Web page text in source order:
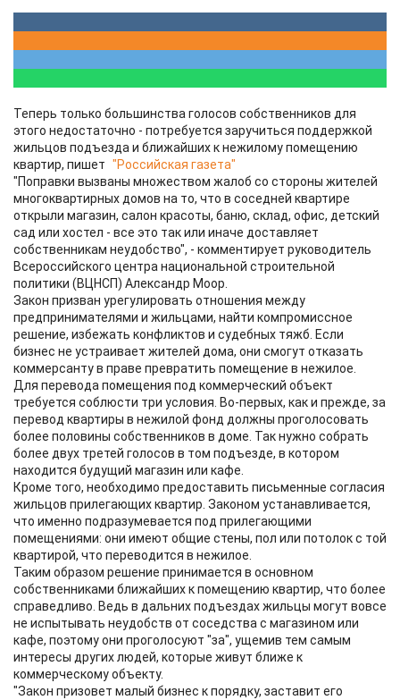
Теперь только большинства голосов собственников для
этого недостаточно - потребуется заручиться поддержкой
жильцов подъезда и ближайших к нежилому помещению
квартир, пишет "Российская газета"
"Поправки вызваны множеством жалоб со стороны жителей
многоквартирных домов на то, что в соседней квартире
открыли магазин, салон красоты, баню, склад, офис, детский
сад или хостел - все это так или иначе доставляет
собственникам неудобство", - комментирует руководитель
Всероссийского центра национальной строительной
политики (ВЦНСП) Александр Моор.
Закон призван урегулировать отношения между
предпринимателями и жильцами, найти компромиссное
решение, избежать конфликтов и судебных тяжб. Если
бизнес не устраивает жителей дома, они смогут отказать
коммерсанту в праве превратить помещение в нежилое.
Для перевода помещения под коммерческий объект
требуется соблюсти три условия. Во-первых, как и прежде, за
перевод квартиры в нежилой фонд должны проголосовать
более половины собственников в доме. Так нужно собрать
более двух третей голосов в том подъезде, в котором
находится будущий магазин или кафе.
Кроме того, необходимо предоставить письменные согласия
жильцов прилегающих квартир. Законом устанавливается,
что именно подразумевается под прилегающими
помещениями: они имеют общие стены, пол или потолок с той
квартирой, что переводится в нежилое.
Таким образом решение принимается в основном
собственниками ближайших к помещению квартир, что более
справедливо. Ведь в дальних подъездах жильцы могут вовсе
не испытывать неудобств от соседства с магазином или
кафе, поэтому они проголосуют "за", ущемив тем самым
интересы других людей, которые живут ближе к
коммерческому объекту.
"Закон призовет малый бизнес к порядку, заставит его